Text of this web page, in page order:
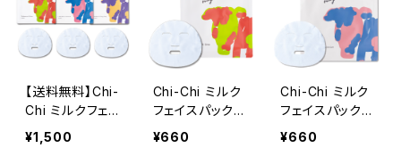
【送料無料】Chi-
Chi ミルクフェイ
スパック 3種の
香りセット | 25
¥1,500
Chi-Chi ミルク
フェイスパック
シークヮーサー
¥660
Chi-Chi ミルク
フェイスパック
ゲットウ＆ゼラニ
¥660